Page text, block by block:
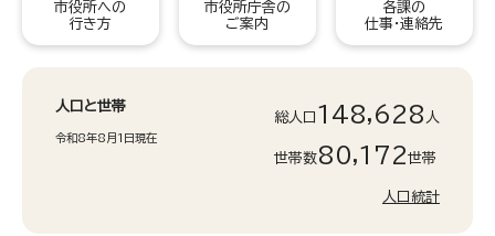
市役所への
行き方
市役所庁舎の
ご案内
各課の
仕事・連絡先
人口と世帯
令和8年8月1日現在
総人口 148,628 人
世帯数80,172世帯
人口統計